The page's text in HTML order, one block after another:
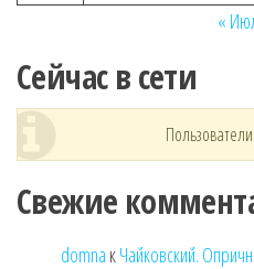
«
Сейчас в сети
Свежие
domna кЧайковский.